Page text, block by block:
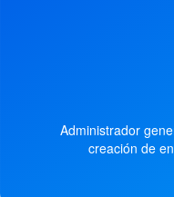
Administrador
creación de